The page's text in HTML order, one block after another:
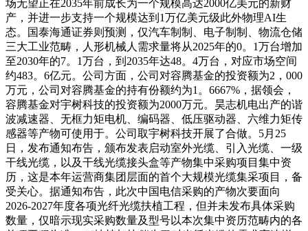
场无望正在2035年前成长为一个规模高达2000亿美元的新财
产，并进一步支持一个规模达到1万亿美元级此外物理AI生
态。国泰海通证券则预测，仅汽车制制、电子制制、物流仓储
三大工业范畴，人形机械人需求量将从2025年的0。1万台增加
至2030年的7。1万台，到2035年达48。4万台，对应市场空间
约483。6亿元。公司方面，公司对容腾基金的投资额为2，000
万元，公司对容腾基金的持有份额约为1。6667%，据领会，
容腾基金对宇树科技的投资额为2000万元。昊志机电出产的谐
波减速器、无框力矩电机、编码器、低压驱动器、六维力矩传
感器等产物可使用于。公司取宇树科技开展了合做。5月25
日，发布通知布告，颁布发表启动室外光缆、引入光缆、一级
干线光缆，以及干线光缆接头盒等产物集中采购项目集中资
历，这是本年运营商集团层面的首个大规模光缆集采项目，备
受关心。据通知布告，此次中国电信采购的产物次要面向
2026-2027年度各项光纤光缆扶植工程，但并未发布具体采购
数量，仅暗示现实采购数量及型号以本次集中资历范畴内的各